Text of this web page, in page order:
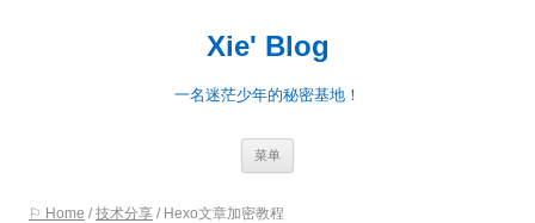
Xie' Blog
一名迷茫少年的秘密基地！
菜单
⚐ Home / 技术分享 / Hexo文章加密教程